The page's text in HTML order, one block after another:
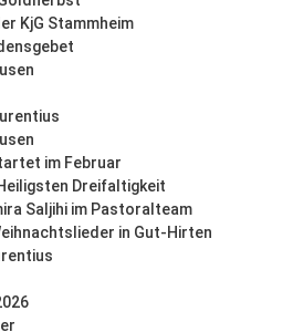
KjG Stammheim
im Februar
Dreifaltigkeit
Saljihi im Pastoralteam
in Gut-Hirten